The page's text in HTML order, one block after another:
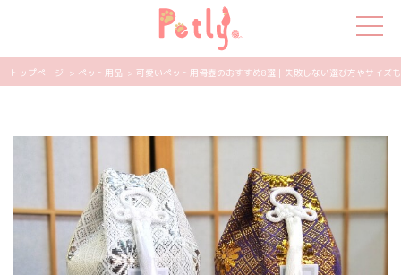
ペット用品
飼い主さんの悩み
ペットの気持ち
トップページ > ペット用品 > 可愛いペット用骨壺のおすすめ8選｜失敗しない選び方やサイズ